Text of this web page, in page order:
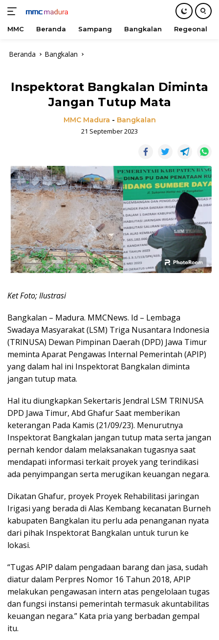
MMC Beranda Sampang Bangkalan Regeonal
Beranda Bangkalan
Inspektorat Bangkalan Diminta
Jangan Tutup Mata
MMC Madura - Bangkalan
21 September 2023
Ket Foto; Ilustrasi
Bangkalan – Madura. MMCNews. Id – Lembaga
Swadaya Masyarakat (LSM) Triga Nusantara Indonesia
(TRINUSA) Dewan Pimpinan Daerah (DPD) Jawa Timur
meminta Aparat Pengawas Internal Pemerintah (APIP)
yang dalam hal ini Inspektorat Bangkalan diminta
jangan tutup mata.
Hal itu diungkapkan Sekertaris Jendral LSM TRINUSA
DPD Jawa Timur, Abd Ghafur Saat memberikan
keterangan Pada Kamis (21/09/23). Menurutnya
Inspektorat Bangkalan jangan tutup mata serta jangan
pernah kendor dalam melaksanakan tugasnya saat
mendapati informasi terkait proyek yang terindikasi
ada penyimpangan serta merugikan keuangan negara.
Dikatan Ghafur, proyek Proyek Rehabilitasi jaringan
Irigasi yang berada di Alas Kembang kecanatan Burneh
kabupaten Bangkalan itu perlu ada penanganan nyata
dari pihak Inspektorat Bangkalan untuk turun ke
lokasi.
“Tugas APIP dalam pengadaan barang dan jasa, sudah
diatur dalam Perpres Nomor 16 Tahun 2018, APIP
melakukan pengawasan intern atas pengelolaan tugas
dan fungsi instansi pemerintah termasuk akuntabilitas
keuangan negara.” Kata pria yang berbadan gempal
itu.